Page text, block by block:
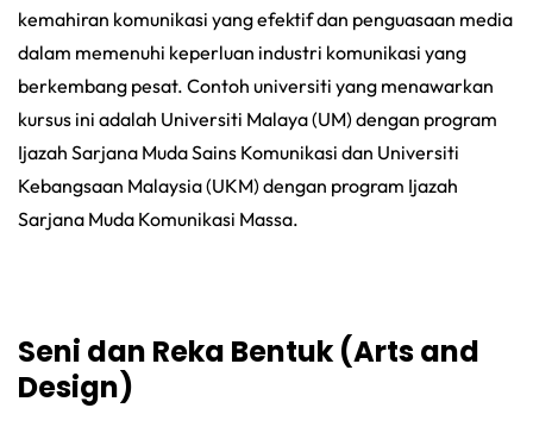
kemahiran komunikasi yang efektif dan penguasaan media
dalam memenuhi keperluan industri komunikasi yang
berkembang pesat. Contoh universiti yang menawarkan
kursus ini adalah Universiti Malaya (UM) dengan program
Ijazah Sarjana Muda Sains Komunikasi dan Universiti
Kebangsaan Malaysia (UKM) dengan program Ijazah
Sarjana Muda Komunikasi Massa.
Seni dan Reka Bentuk (Arts and
Design)